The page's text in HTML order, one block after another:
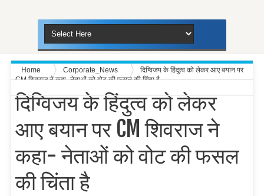
Home Corporate_News
दिग्विजय के हिंदुत्व को लेकर आए बयान पर
CM शिवराज ने कहा- नेताओं को वोट की फसल की चिंता है
दिग्विजय के हिंदुत्व को लेकर
आए बयान पर CM शिवराज ने
कहा- नेताओं को वोट की फसल
की चिंता है